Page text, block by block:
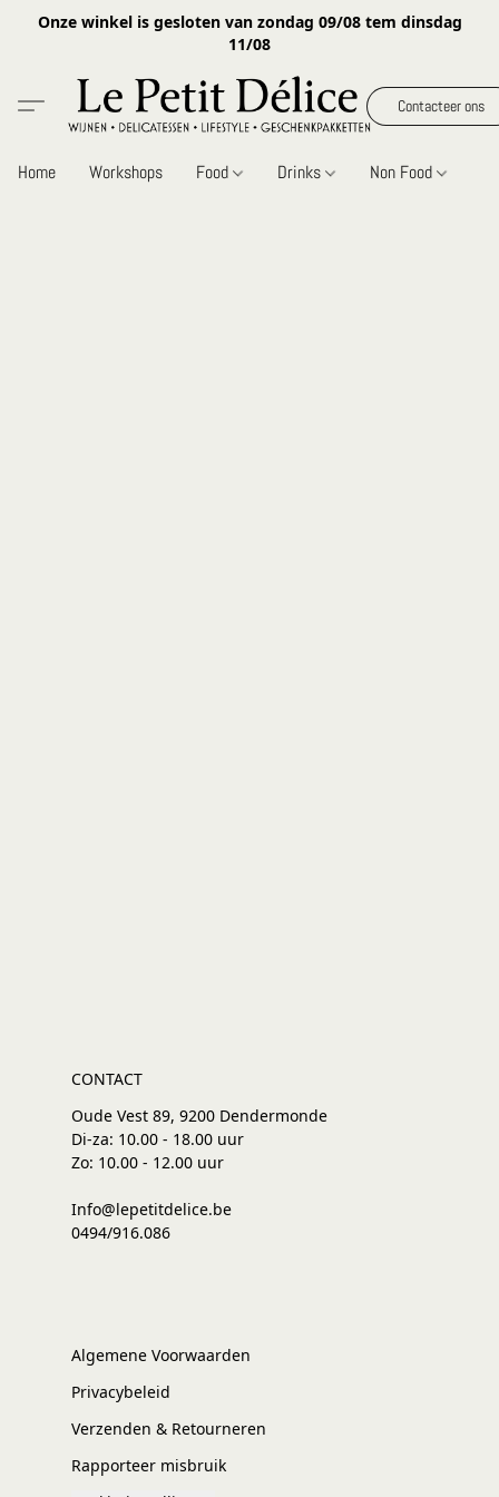
Onze winkel is gesloten van zondag 09/08 tem dinsdag
11/08
Contacteer ons
Home Workshops Food Drinks Non Food
CONTACT
Oude Vest 89, 9200 Dendermonde
Di-za: 10.00 - 18.00 uur
Zo: 10.00 - 12.00 uur
Info@lepetitdelice.be
0494/916.086
Algemene Voorwaarden
Privacybeleid
Verzenden & Retourneren
Rapporteer misbruik